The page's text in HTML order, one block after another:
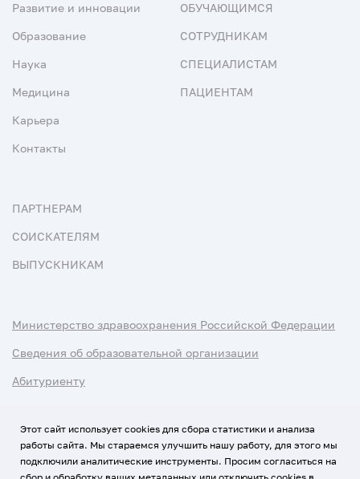
Развитие и инновации
Образование
Наука
Медицина
Карьера
Контакты
ОБУЧАЮЩИМСЯ
СОТРУДНИКАМ
СПЕЦИАЛИСТАМ
ПАЦИЕНТАМ
ПАРТНЕРАМ
СОИСКАТЕЛЯМ
ВЫПУСКНИКАМ
Министерство здравоохранения Российской Федерации
Сведения об образовательной организации
Абитуриенту
Политика обработки персональных данных
Этот сайт использует cookies для сбора статистики и анализа
работы сайта. Мы стараемся улучшить нашу работу, для этого мы
подключили аналитические инструменты. Просим согласиться на